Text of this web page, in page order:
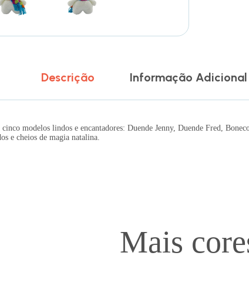
Descrição Informação Adicional
modelos lindos e encantadores: Duende Jenny, Duende Fred,
e cheios de magia natalina.
Mais